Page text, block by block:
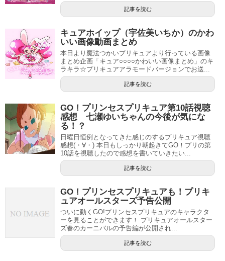
記事を読む
キュアホイップ（宇佐美いちか）のかわ
いい画像動画まとめ
本日より魔法つかいプリキュアより行っている画像
まとめ企画「キュア○○○○かわいい画像まとめ」のキ
ラキラ☆プリキュアアラモードバージョンでお送...
記事を読む
GO！プリンセスプリキュア第10話視聴
感想 七瀬ゆいちゃんの今後が気にな
る！？
日曜日恒例となってきた感じのするプリキュア視聴
感想(・∀・) 本日もしっかり朝起きてGO！プリの第
10話を視聴したので感想を書いていきたい...
記事を読む
GO！プリンセスプリキュアも！プリキ
ュアオールスターズ予告公開
ついに動くGO!プリンセスプリキュアのキャラクタ
ーを見ることができます！ プリキュアオールスター
ズ春のカーニバルの予告編が公開され...
記事を読む